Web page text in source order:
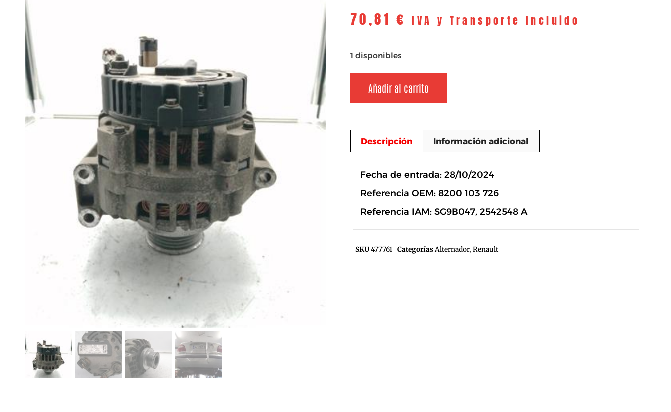
70,81€ IVA y Transporte Incluido
1 disponibles
Añadir al carrito
Descripción Información adicional
Fecha de entrada: 28/10/2024
Referencia OEM: 8200 103 726
Referencia IAM: SG9B047, 2542548 A
SKU477761 CategoríasAlternador, Renault